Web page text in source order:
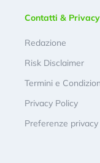
Contatti & Privacy
Redazione
Risk Disclaimer
Termini e
Privacy Policy
Preferenze privacy